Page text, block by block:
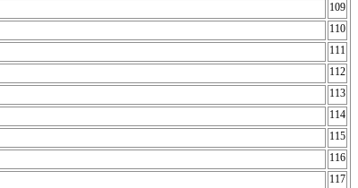
109
110
111
112
113
114
115
116
117